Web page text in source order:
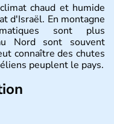
chaud et humide
d'Israël. En montagne
sont plus
Nord sont souvent
connaître des chutes
peuplent le pays.
de la Méditerranée,